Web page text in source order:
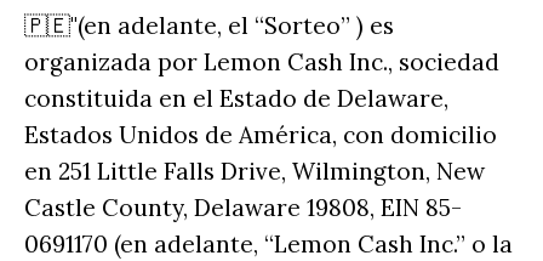
🇵🇪"(en adelante, el “Sorteo” ) es
organizada por Lemon Cash Inc., sociedad
constituida en el Estado de Delaware,
Estados Unidos de América, con domicilio
en 251 Little Falls Drive, Wilmington, New
Castle County, Delaware 19808, EIN 85-
0691170 (en adelante, “Lemon Cash Inc.” o la